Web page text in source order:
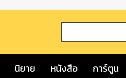
นิยาย หนังสือ การ์ตูน